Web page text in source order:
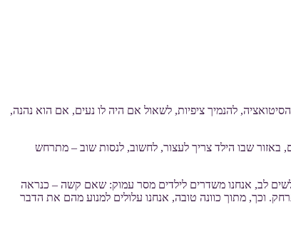
להנמיך ציפיות, לשאול אם היה לו נעים, אם הוא נהנה,
שבו הילד צריך לעצור, לחשוב, לנסות שוב – מתרחש
לב, אנחנו משדרים לילדים מסר עמוק: שאם קשה – כנראה
וכך, מתוך כוונה טובה, אנחנו עלולים למנוע מהם את הדבר